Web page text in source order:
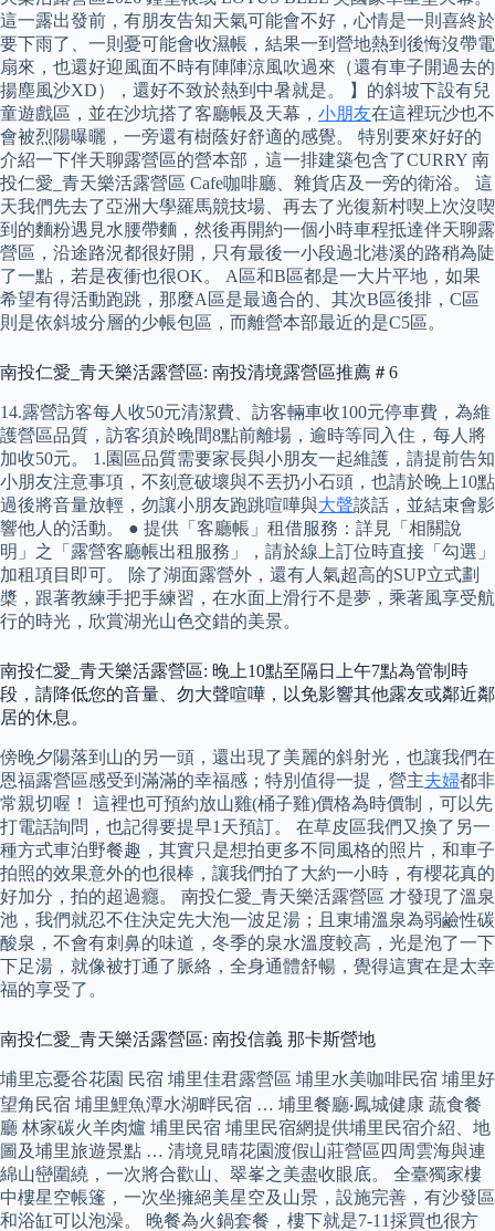
這一露出發前，有朋友告知天氣可能會不好，心情是一則喜終於
要下雨了、一則憂可能會收濕帳，結果一到營地熱到後悔沒帶電
扇來，也還好迎風面不時有陣陣涼風吹過來（還有車子開過去的
揚塵風沙XD），還好不致於熱到中暑就是。 】的斜坡下設有兒
童遊戲區，並在沙坑搭了客廳帳及天幕， 小朋友在這裡玩沙也不
會被烈陽曝曬，一旁還有樹蔭好舒適的感覺。 特別要來好好的
介紹一下伴天聊露營區的營本部，這一排建築包含了CURRY 南
投仁愛_青天樂活露營區 Cafe咖啡廳、雜貨店及一旁的衛浴。 這
天我們先去了亞洲大學羅馬競技場、再去了光復新村喫上次沒喫
到的麵粉遇見水腰帶麵，然後再開約一個小時車程抵達伴天聊露
營區，沿途路況都很好開，只有最後一小段過北港溪的路稍為陡
了一點，若是夜衝也很OK。 A區和B區都是一大片平地，如果
希望有得活動跑跳，那麼A區是最適合的、其次B區後排，C區
則是依斜坡分層的少帳包區，而離營本部最近的是C5區。
南投仁愛_青天樂活露營區: 南投清境露營區推薦＃6
14.露營訪客每人收50元清潔費、訪客輛車收100元停車費，為維
護營區品質，訪客須於晚間8點前離場，逾時等同入住，每人將
加收50元。 1.園區品質需要家長與小朋友一起維護，請提前告知
小朋友注意事項，不刻意破壞與不丟扔小石頭，也請於晚上10點
過後將音量放輕，勿讓小朋友跑跳喧嘩與大聲談話，並結束會影
響他人的活動。 ● 提供「客廳帳」租借服務：詳見「相關說
明」之「露營客廳帳出租服務」，請於線上訂位時直接「勾選」
加租項目即可。 除了湖面露營外，還有人氣超高的SUP立式劃
槳，跟著教練手把手練習，在水面上滑行不是夢，乘著風享受航
行的時光，欣賞湖光山色交錯的美景。
南投仁愛_青天樂活露營區: 晚上10點至隔日上午7點為管制時
段，請降低您的音量、勿大聲喧嘩，以免影響其他露友或鄰近鄰
居的休息。
傍晚夕陽落到山的另一頭，還出現了美麗的斜射光，也讓我們在
恩福露營區感受到滿滿的幸福感；特別值得一提，營主夫婦都非
常親切喔！ 這裡也可預約放山雞(桶子雞)價格為時價制，可以先
打電話詢問，也記得要提早1天預訂。 在草皮區我們又換了另一
種方式車泊野餐趣，其實只是想拍更多不同風格的照片，和車子
拍照的效果意外的也很棒，讓我們拍了大約一小時，有櫻花真的
好加分，拍的超過癮。 南投仁愛_青天樂活露營區 才發現了溫泉
池，我們就忍不住決定先大泡一波足湯；且東埔溫泉為弱鹼性碳
酸泉，不會有刺鼻的味道，冬季的泉水溫度較高，光是泡了一下
下足湯，就像被打通了脈絡，全身通體舒暢，覺得這實在是太幸
福的享受了。
南投仁愛_青天樂活露營區: 南投信義 那卡斯營地
埔里忘憂谷花園 民宿 埔里佳君露營區 埔里水美咖啡民宿 埔里好
望角民宿 埔里鯉魚潭水湖畔民宿 … 埔里餐廳‧鳳城健康 蔬食餐
廳 林家碳火羊肉爐 埔里民宿 埔里民宿網提供埔里民宿介紹、地
圖及埔里旅遊景點 … 清境見晴花園渡假山莊營區四周雲海與連
綿山巒圍繞，一次將合歡山、翠峯之美盡收眼底。 全臺獨家樓
中樓星空帳篷，一次坐擁絕美星空及山景，設施完善，有沙發區
和浴缸可以泡澡。 晚餐為火鍋套餐，樓下就是7-11採買也很方